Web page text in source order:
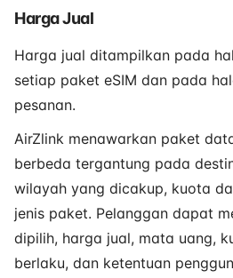
Harga Jual
Harga jual ditampilkan pada
setiap paket eSIM dan pada
pesanan.
AirZlink menawarkan paket
berbeda tergantung pada
wilayah yang dicakup, kuota
jenis paket. Pelanggan dapat
dipilih, harga jual, mata uang,
berlaku, dan ketentuan